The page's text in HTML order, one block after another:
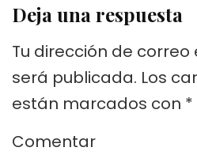
Deja una respuesta
Tu dirección de
será publicada. Los
están marcados con *
Comentar